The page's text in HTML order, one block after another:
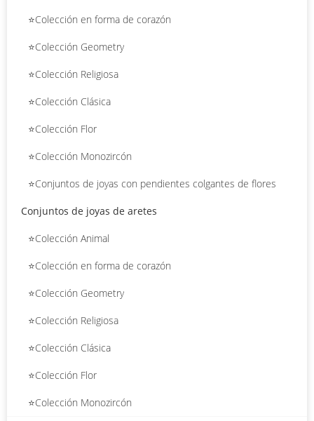
⭐Colección en forma de corazón
⭐Colección Geometry
⭐Colección Religiosa
⭐Colección Clásica
⭐Colección Flor
⭐Colección Monozircón
⭐Conjuntos de joyas con pendientes colgantes de flores
Conjuntos de joyas de aretes
⭐Colección Animal
⭐Colección en forma de corazón
⭐Colección Geometry
⭐Colección Religiosa
⭐Colección Clásica
⭐Colección Flor
⭐Colección Monozircón